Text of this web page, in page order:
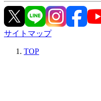
サイトマップ
TOP